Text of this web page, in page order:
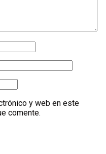
y web en este
comente.